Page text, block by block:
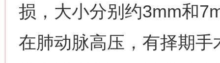
损，大小分别约3mm和
在肺动脉高压，有择期